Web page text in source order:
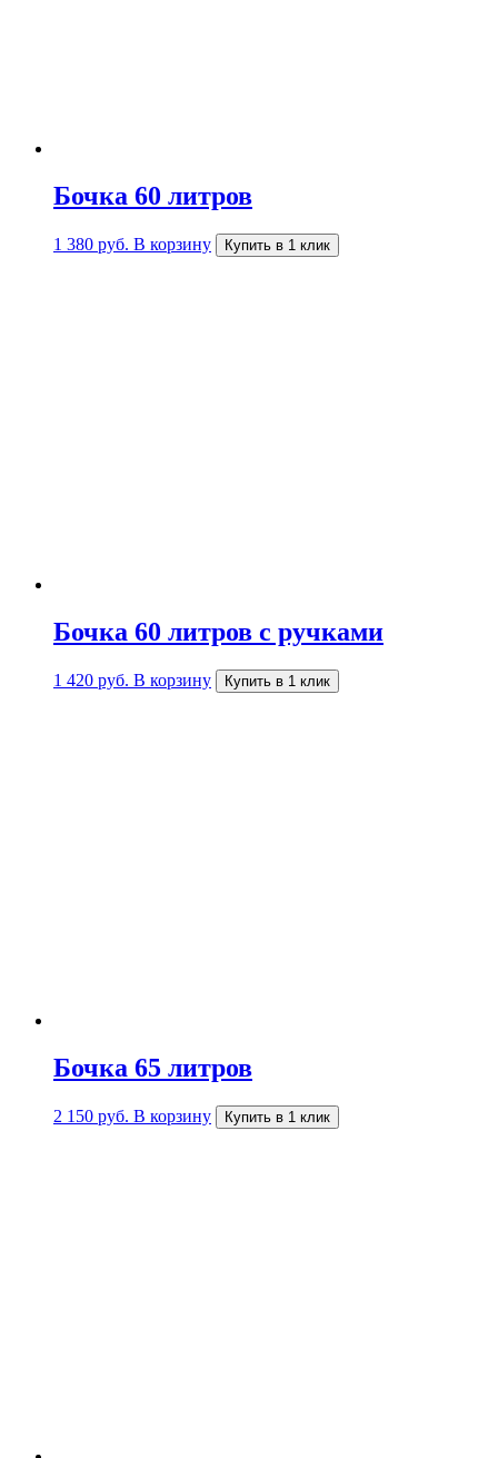
Бочка 60 литров
1 380 руб. В корзину Купить в 1 клик
Бочка 60 литров с ручками
1 420 руб. В корзину Купить в 1 клик
Бочка 65 литров
2 150 руб. В корзину Купить в 1 клик